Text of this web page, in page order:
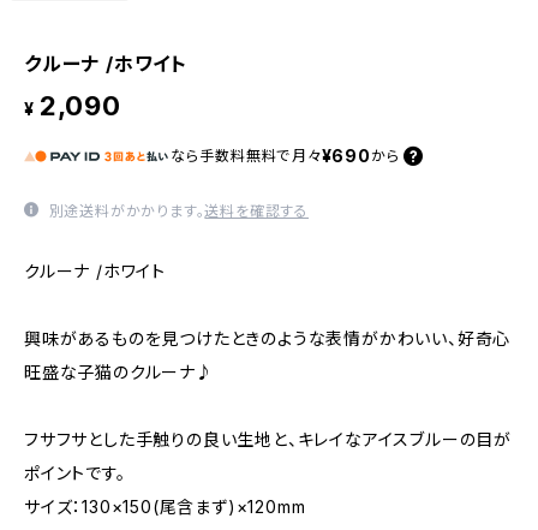
クルーナ /ホワイト
¥ 2,090
なら 手数料無料で 月々¥690 から
別途送料がかかります。送料を確認する
クルーナ /ホワイト
興味があるものを見つけたときのような表情がかわいい、好奇心
旺盛な子猫のクルーナ♪
フサフサとした手触りの良い生地と、キレイなアイスブルーの目が
ポイントです。
サイズ：130×150(尾含まず)×120mm